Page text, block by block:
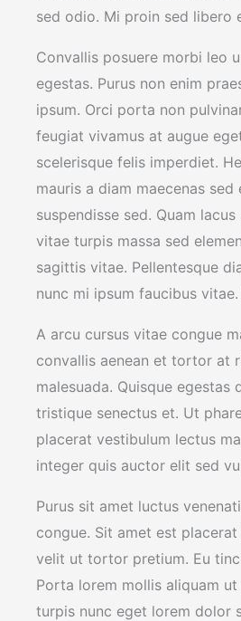
sed odio. Mi proin sed libero
Convallis posuere morbi leo
egestas. Purus non enim
ipsum. Orci porta non
feugiat vivamus at augue
scelerisque felis imperdiet.
mauris a diam maecenas
suspendisse sed. Quam
vitae turpis massa sed
sagittis vitae. Pellentesque
nunc mi ipsum faucibus
A arcu cursus vitae congue
convallis aenean et tortor at
malesuada. Quisque
tristique senectus et. Ut
placerat vestibulum lectus
integer quis auctor elit sed
Purus sit amet luctus
congue. Sit amet est
velit ut tortor pretium. Eu
Porta lorem mollis aliquam
turpis nunc eget lorem dolor